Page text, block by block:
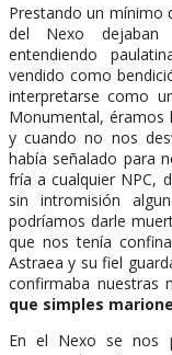
Prestando un mínimo
del Nexo dejaban
entendiendo
vendido como
interpretarse como
Monumental, éramos
y cuando no nos
había señalado para
fría a cualquier NPC,
sin intromisión
podríamos darle
que nos tenía
Astraea y su fiel
confirmaba nuestras
que simples
En el Nexo se nos